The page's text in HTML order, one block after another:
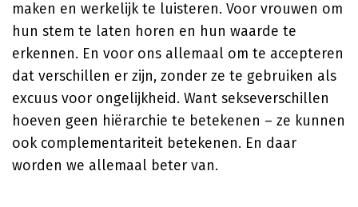
maken en werkelijk te luisteren. Voor vrouwen om
hun stem te laten horen en hun waarde te
erkennen. En voor ons allemaal om te accepteren
dat verschillen er zijn, zonder ze te gebruiken als
excuus voor ongelijkheid. Want sekseverschillen
hoeven geen hiërarchie te betekenen – ze kunnen
ook complementariteit betekenen. En daar
worden we allemaal beter van.